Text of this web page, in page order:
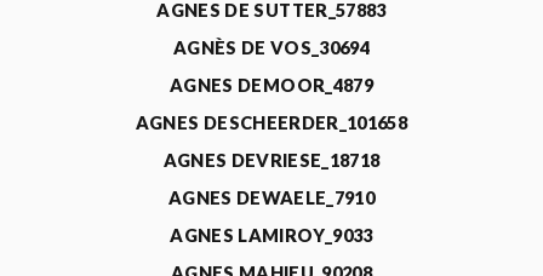
AGNES DE SUTTER_57883
AGNÈS DE VOS_30694
AGNES DEMOOR_4879
AGNES DESCHEERDER_101658
AGNES DEVRIESE_18718
AGNES DEWAELE_7910
AGNES LAMIROY_9033